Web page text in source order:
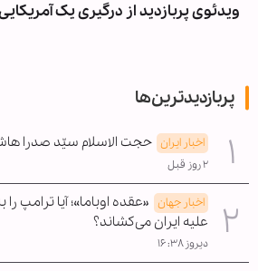
ویدئوی پربازدید از درگیری یک
پربازدیدترین‌ها
اخبار ایران حجت الاسلام سیّد صدرا
۲ روز قبل
اخبار جهان «عقده اوباما»؛ آیا
علیه ایران می‌کشاند؟
دیروز ۱۶:۳۸